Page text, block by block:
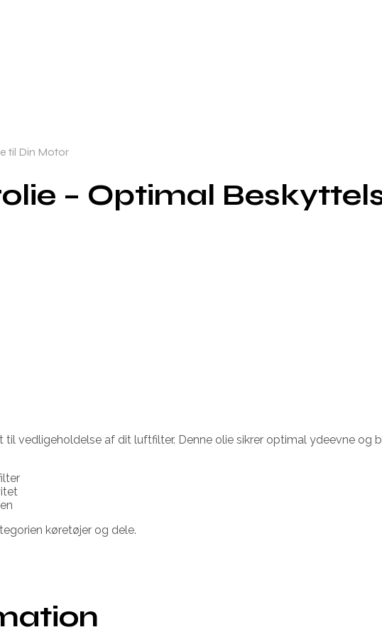
til Din Motor
– Optimal
vedligeholdelse af dit luftfilter. Denne olie sikrer optimal ydeevne og
køretøjer og dele.